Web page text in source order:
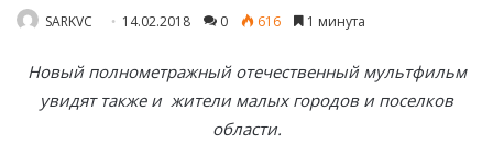
SARKVC 14.02.2018 0 616 1 минута
Новый полнометражный отечественный мультфильм
увидят также и жители малых городов и поселков
области.